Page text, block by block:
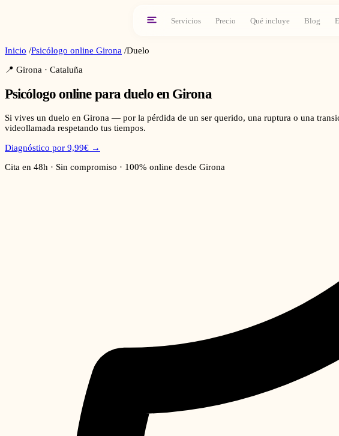
Servicios Precio Qué incluye Blog
Inicio /Psicólogo online Girona /Duelo
📍 Girona · Cataluña
Psicólogo online para dueloen Girona
Si vives un duelo en Girona — por la pérdida de un ser querido, una ruptura o una
videollamada respetando tus tiempos.
Diagnóstico por 9,99€ →
Cita en 48h · Sin compromiso · 100% online desde Girona